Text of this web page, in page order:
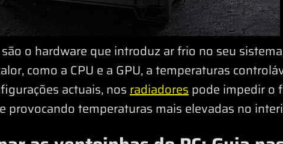
o hardware que introduz ar frio no seu
como a CPU e a GPU, a temperaturas
actuais, nosradiadorespode impedir o
provocando temperaturas mais elevadas no